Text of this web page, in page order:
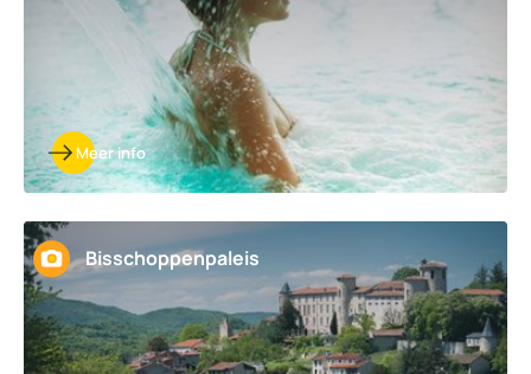
Meer info
Bisschoppenpaleis